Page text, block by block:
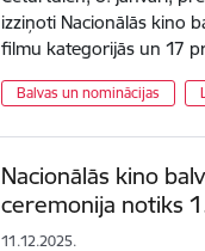
izziņoti Nacionālās kino
filmu kategorijās un 17
Balvas un nominācijas
Nacionālās kino
ceremonija notiks
11.12.2025.